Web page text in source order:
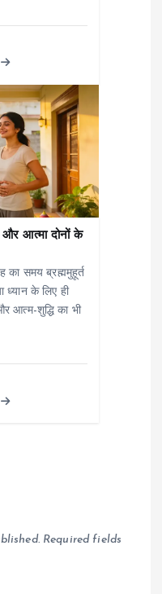
और आत्मा दोनों के
का समय ब्रह्ममुहूर्त
ध्यान के लिए ही
आत्म-शुद्धि का भी
Required fields